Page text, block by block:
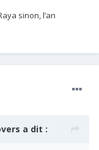
sinon, l’an
a dit :